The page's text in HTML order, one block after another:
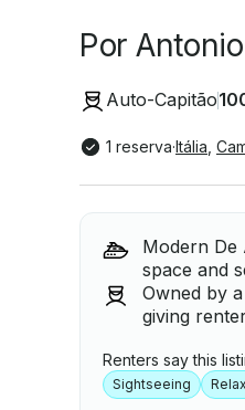
Por
Auto-Capitão
1 reserva·Itália
Modern De
space and
Owned by
giving
Renters say this
Sightseeing